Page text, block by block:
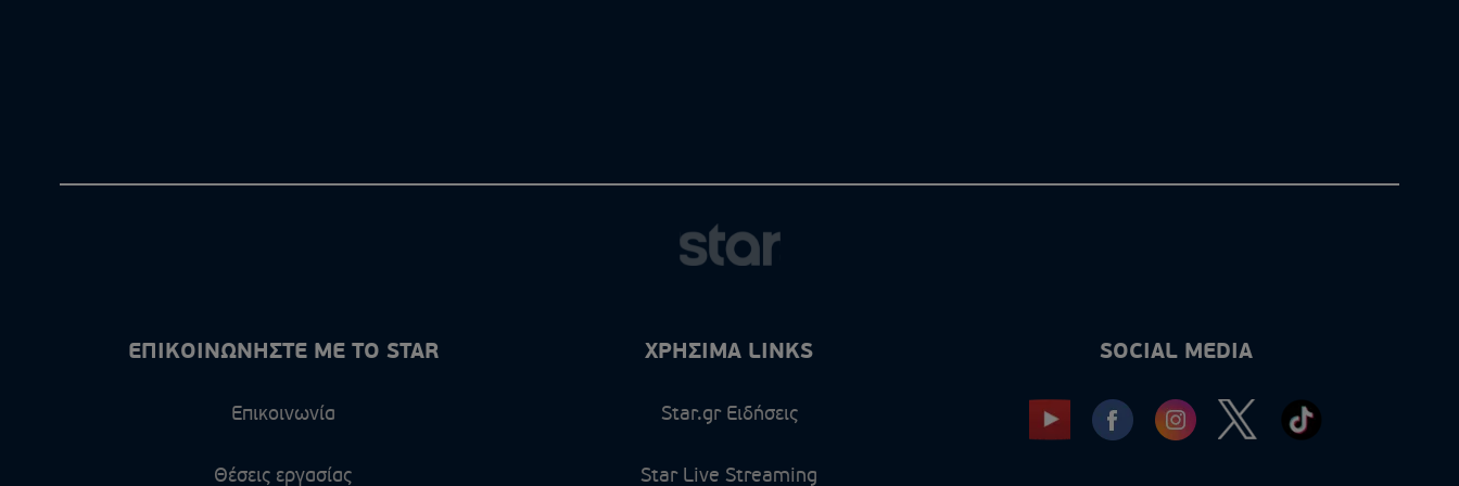
ΕΠΙΚΟΙΝΩΝΗΣΤΕ ΜΕ ΤΟ STAR
Επικοινωνία
Θέσεις εργασίας
ΧΡΗΣΙΜΑ LINKS
Star.gr Ειδήσεις
Star Live Streaming
SOCIAL MEDIA